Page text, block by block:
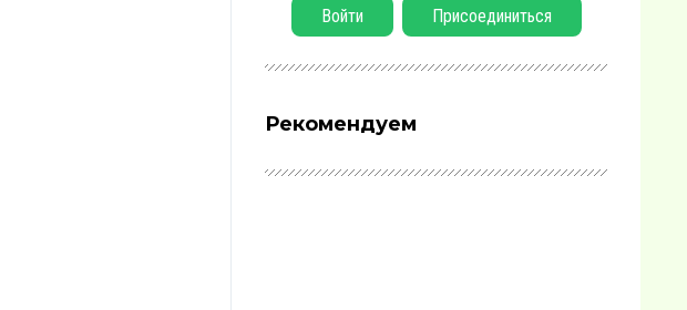
Войти Присоединиться
Рекомендуем